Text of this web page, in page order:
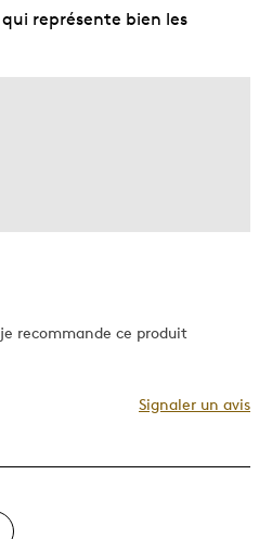
représente bien les
recommande ce produit
Signaler un avis